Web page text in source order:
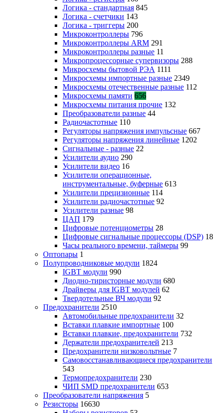
Логика - стандартная 845
Логика - счетчики 143
Логика - триггеры 200
Микроконтроллеры 796
Микроконтроллеры ARM 291
Микроконтроллеры разные 11
Микропроцессорные супервизоры 288
Микросхемы бытовой РЭА 1111
Микросхемы импортные разные 2349
Микросхемы отечественные разные 112
Микросхемы памяти 656
Микросхемы питания прочие 132
Преобразователи разные 44
Радиочастотные 110
Регуляторы напряжения импульсные 667
Регуляторы напряжения линейные 1202
Сигнальные - разные 22
Усилители аудио 290
Усилители видео 16
Усилители операционные,
инструментальные, буферные 613
Усилители прецизионные 114
Усилители радиочастотные 92
Усилители разные 98
ЦАП 179
Цифровые потенциометры 28
Цифровые сигнальные процессоры (DSP) 18
Часы реального времени, таймеры 99
Оптопары 1
Полупроводниковые модули 1824
IGBT модули 990
Диодно-тиристорные модули 680
Драйверы для IGBT модулей 62
Твердотельные ВЧ модули 92
Предохранители 2510
Автомобильные предохранители 32
Вставки плавкие импортные 100
Вставки плавкие, предохранители 732
Держатели предохранителей 213
Предохранители низковольтные 7
Самовосстанавливающиеся предохранители
543
Термопредохранители 230
ЧИП SMD предохранители 653
Преобразователи напряжения 5
Резисторы 16630